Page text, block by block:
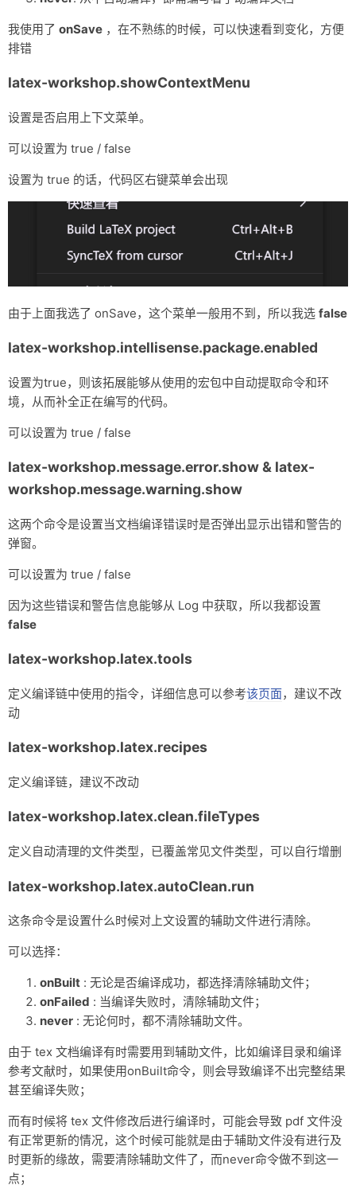
        },
            "name": "BibTeX",
            "tools": [
            ]
        {
            "name": "LaTeXmk",
            "tools": [
                "latexmk"
        },
        {
            "tools": [
                "bibtex",
            ]
        },
            "name": "pdflatex -> bibtex -> pdflatex*2",
                "pdflatex",
                "bibtex",
                "pdflatex"
    ],
    "latex-workshop.latex.clean.fileTypes": [
        "*.bbl",
        "*.blg",
        "*.idx",
        "*.lof",
        "*.out",
        "*.toc",
        "*.acr",
        "*.glo",
        "*.gls",
        "*.fls",
        "*.fdb_latexmk"
    ],
    "latex-workshop.latex.recipe.default": "lastUsed",
我使用了 onSave ，在不熟练的时候，可以快速看到变化，方便
排错
latex-workshop.showContextMenu
设置是否启用上下文菜单。
可以设置为 true / false
设置为 true 的话，代码区右键菜单会出现
由于上面我选了 onSave，这个菜单一般用不到，所以我选 false
latex-workshop.intellisense.package.enabled
设置为true，则该拓展能够从使用的宏包中自动提取命令和环
境，从而补全正在编写的代码。
可以设置为 true / false
latex-workshop.message.error.show & latex-
workshop.message.warning.show
这两个命令是设置当文档编译错误时是否弹出显示出错和警告的
弹窗。
可以设置为 true / false
因为这些错误和警告信息能够从 Log 中获取，所以我都设置
false
latex-workshop.latex.tools
定义编译链中使用的指令，详细信息可以参考该页面，建议不改
动
latex-workshop.latex.recipes
定义编译链，建议不改动
latex-workshop.latex.clean.fileTypes
定义自动清理的文件类型，已覆盖常见文件类型，可以自行增删
latex-workshop.latex.autoClean.run
这条命令是设置什么时候对上文设置的辅助文件进行清除。
可以选择：
onBuilt : 无论是否编译成功，都选择清除辅助文件；
onFailed : 当编译失败时，清除辅助文件；
never : 无论何时，都不清除辅助文件。
由于 tex 文档编译有时需要用到辅助文件，比如编译目录和编译
参考文献时，如果使用onBuilt命令，则会导致编译不出完整结果
甚至编译失败；
而有时候将 tex 文件修改后进行编译时，可能会导致 pdf 文件没
有正常更新的情况，这个时候可能就是由于辅助文件没有进行及
时更新的缘故，需要清除辅助文件了，而never命令做不到这一
点；